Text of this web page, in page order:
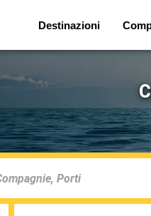
Destinazioni